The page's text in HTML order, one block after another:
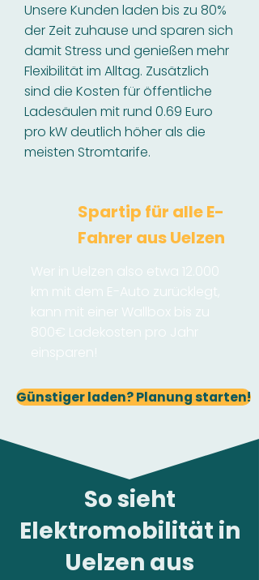
Unsere Kunden laden bis zu 80%
der Zeit zuhause und sparen sich
damit Stress und genießen mehr
Flexibilität im Alltag. Zusätzlich
sind die Kosten für öffentliche
Ladesäulen mit rund 0.69 Euro
pro kW deutlich höher als die
meisten Stromtarife.
Spartip für alle E-
Fahrer aus Uelzen
Wer in Uelzen also etwa 12.000
km mit dem E-Auto zurücklegt,
kann mit einer Wallbox bis zu
800€ Ladekosten pro Jahr
einsparen!
Günstiger laden? Planung starten!
So sieht
Elektromobilität in
Uelzen aus